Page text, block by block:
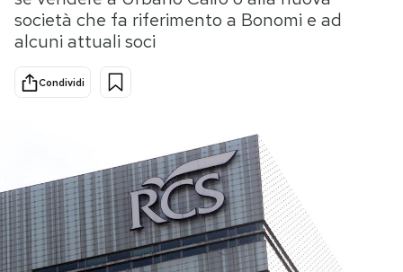
Scienza
Cultura
Economia
Media
PODCAST
NEWSLETTER
società che fa riferimento a Bonomi e ad
alcuni attuali soci
Condividi